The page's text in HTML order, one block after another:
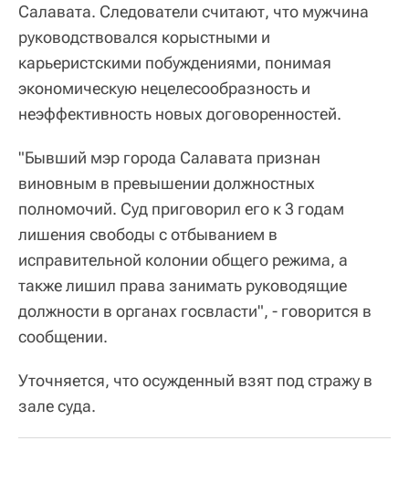
Салавата. Следователи считают, что мужчина
руководствовался корыстными и
карьеристскими побуждениями, понимая
экономическую нецелесообразность и
неэффективность новых договоренностей.
"Бывший мэр города Салавата признан
виновным в превышении должностных
полномочий. Суд приговорил его к 3 годам
лишения свободы с отбыванием в
исправительной колонии общего режима, а
также лишил права занимать руководящие
должности в органах госвласти", - говорится в
сообщении.
Уточняется, что осужденный взят под стражу в
зале суда.